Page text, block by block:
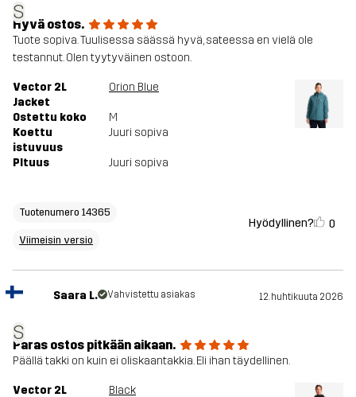
S
Hyvä ostos.
Tuote sopiva. Tuulisessa säässä hyvä, sateessa en vielä ole
testannut. Olen tyytyväinen ostoon.
Vector 2L
Jacket
Orion Blue
Ostettu koko
M
Koettu
istuvuus
Juuri sopiva
PItuus Juuri sopiva
Tuotenumero 14365
Viimeisin versio
Hyödyllinen? 0
S
Saara L. Vahvistettu asiakas 12. huhtikuuta 2026
Paras ostos pitkään aikaan.
Päällä takki on kuin ei oliskaantakkia. Eli ihan täydellinen.
Vector 2L
Black